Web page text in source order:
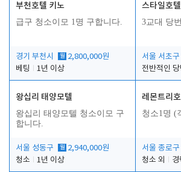
부천호텔 키노
급구 청소이모 1명 구합니다.
경기 부천시 월 2,800,000원
베팅
1년 이상
스타일호텔
3교대 당
서울 서초구
왕십리 태양모텔
왕십리 태양모텔 청소이모 구
합니다.
서울 성동구 월 2,940,000원
청소
1년 이상
레몬트리
청소1명 (
서울 종로구
청소 외
경